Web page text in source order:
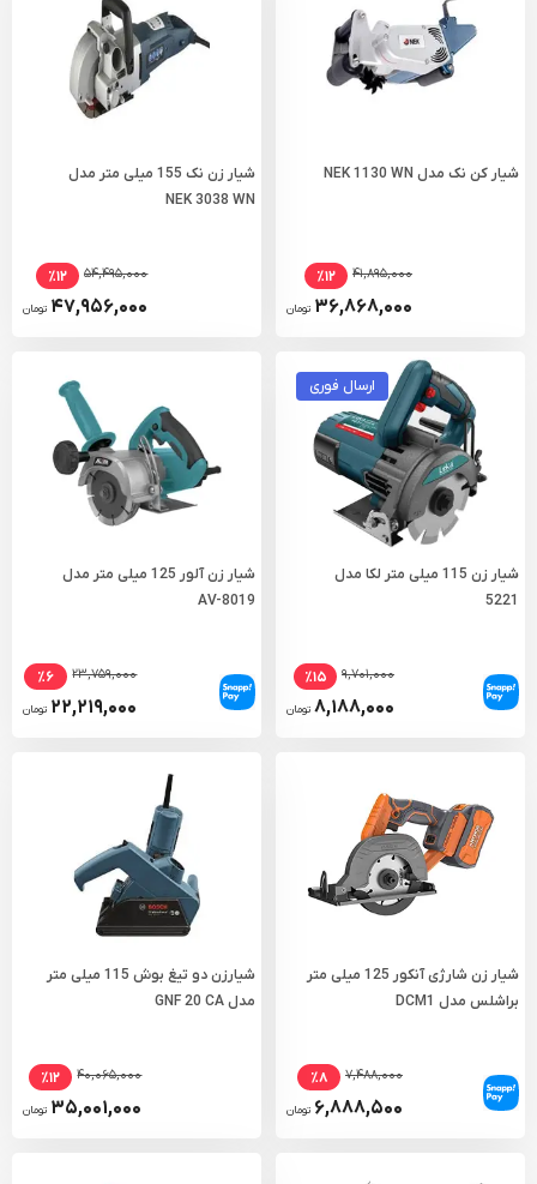
شیار کن نک مدل NEK 1130 WN
۴۱,۸۹۵,۰۰۰ ٪۱۲
۳۶,۸۶۸,۰۰۰ تومان
شیار زن نک 155 میلی متر مدل
NEK 3038 WN
۵۴,۴۹۵,۰۰۰ ٪۱۲
۴۷,۹۵۶,۰۰۰ تومان
ارسال فوری
شیار زن 115 میلی متر لکا مدل
5221
۹,۷۰۱,۰۰۰ ٪۱۵
۸,۱۸۸,۰۰۰ تومان
شیار زن آلور 125 میلی متر مدل
AV-8019
۲۳,۷۵۹,۰۰۰ ٪۶
۲۲,۲۱۹,۰۰۰ تومان
شیار زن شارژی آنکور 125 میلی متر
براشلس مدل DCM1
۷,۴۸۸,۰۰۰ ٪۸
۶,۸۸۸,۵۰۰ تومان
شیارزن دو تیغ بوش 115 میلی متر
مدل GNF 20 CA
۴۰,۰۶۵,۰۰۰ ٪۱۲
۳۵,۰۰۱,۰۰۰ تومان